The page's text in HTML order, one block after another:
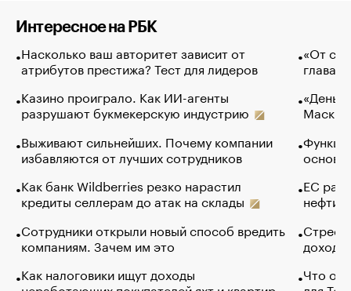
Интересное на РБК
Насколько ваш авторитет зависит от
атрибутов престижа? Тест для лидеров
Казино проиграло. Как ИИ-агенты
разрушают букмекерскую индустрию
Выживают сильнейших. Почему компании
избавляются от лучших сотрудников
Как банк Wildberries резко нарастил
кредиты селлерам до атак на склады
Сотрудники открыли новый способ вредить
компаниям. Зачем им это
Как налоговики ищут доходы
«От
глава
Маск в
основ
ЕС
нефти
Что